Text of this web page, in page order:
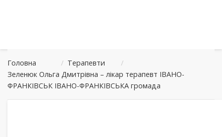
Головна / Терапевти
/
Зеленюк Ольга Дмитрівна – лікар терапевт ІВАНО-
ФРАНКІВСЬК ІВАНО-ФРАНКІВСЬКА громада